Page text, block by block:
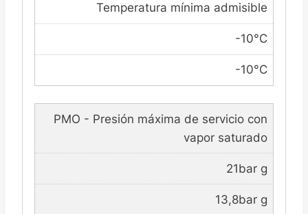
Temperatura mínima admisible
-10°C
-10°C
PMO - Presión máxima de servicio con
vapor saturado
21bar g
13,8bar g